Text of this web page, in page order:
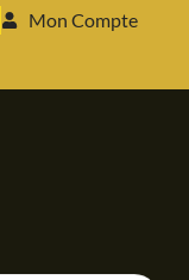
Mon Compte